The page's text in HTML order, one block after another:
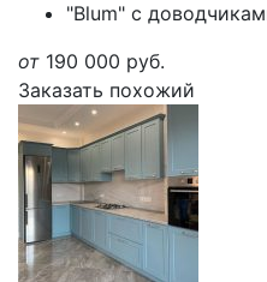
"Blum" с
от 190 000 руб.
Заказать похожий